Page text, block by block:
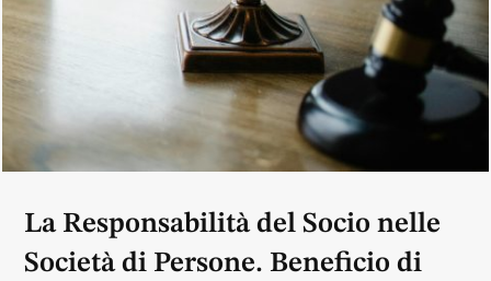
La Responsabilità del Socio nelle
Società di Persone. Beneficio di